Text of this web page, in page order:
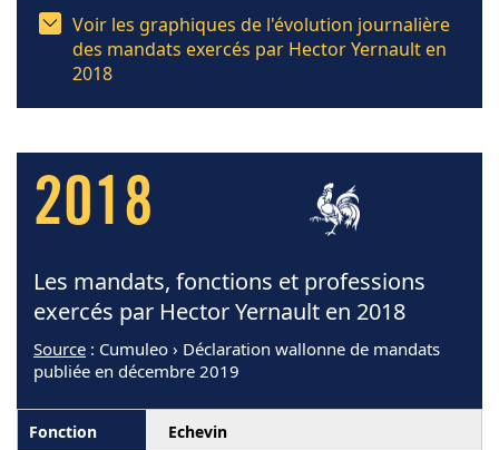
Voir les graphiques de l'évolution journalière
des mandats exercés par Hector Yernault en
2018
2018
Les mandats, fonctions et professions
exercés par Hector Yernault en 2018
Source : Cumuleo › Déclaration wallonne de mandats
publiée en décembre 2019
Echevin